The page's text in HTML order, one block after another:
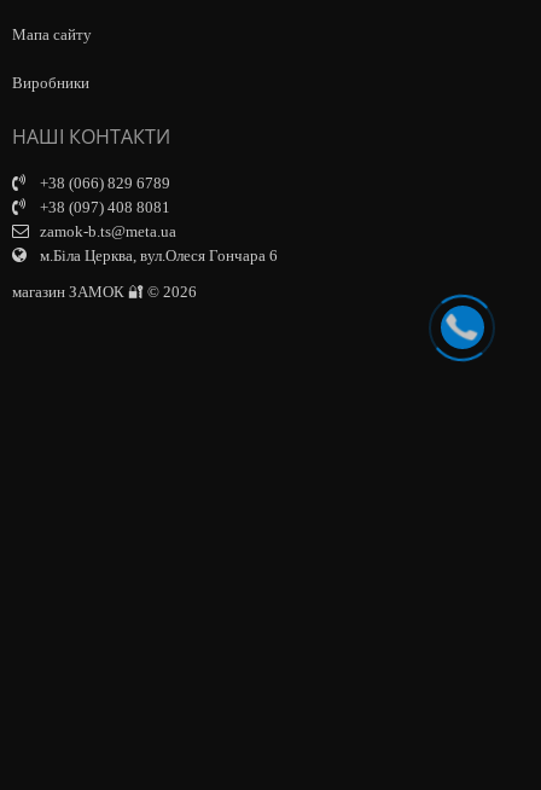
Мапа сайту
Виробники
НАШІ КОНТАКТИ
+38 (066) 829 6789
+38 (097) 408 8081
zamok-b.ts@meta.ua
м.Біла Церква, вул.Олеся Гончара 6
магазин ЗАМОК 🔐 © 2026